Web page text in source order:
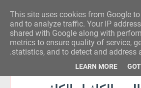
وكالة الحدث للآراء
This site uses cookies from Google
and to analyze traffic. Your IP
shared with Google along with
metrics to ensure quality of service,
statistics, and to detect and address
LEARN MORE